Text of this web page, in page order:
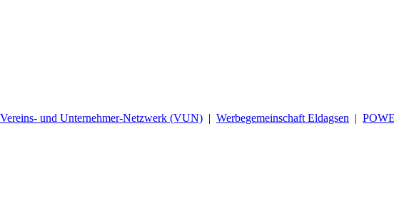
Vereins- und Unternehmer-Netzwerk (VUN) | Werbegemeinschaft Eldagsen |